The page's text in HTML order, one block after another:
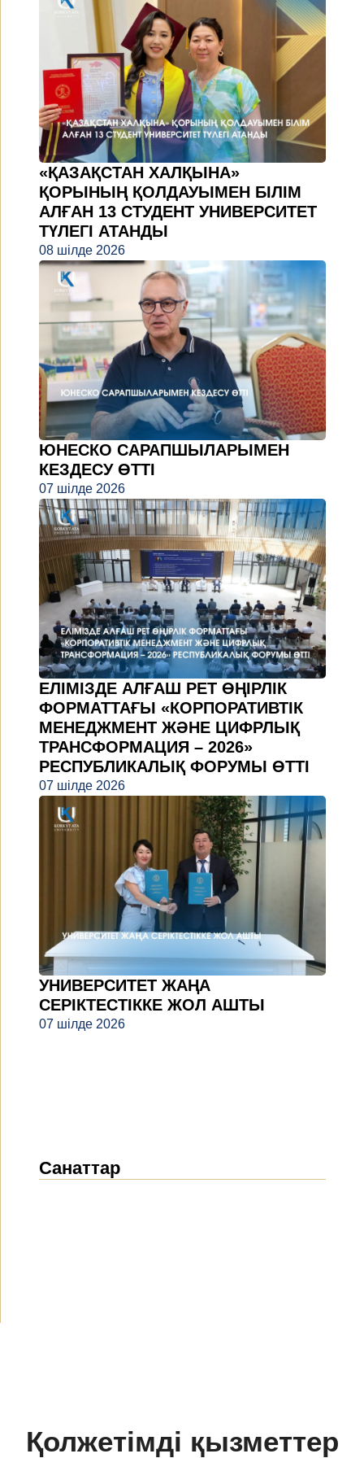
«ҚАЗАҚСТАН ХАЛҚЫНА»
ҚОРЫНЫҢ ҚОЛДАУЫМЕН БІЛІМ
АЛҒАН 13 СТУДЕНТ УНИВЕРСИТЕТ
ТҮЛЕГІ АТАНДЫ
08 шілде 2026
ЮНЕСКО САРАПШЫЛАРЫМЕН
КЕЗДЕСУ ӨТТІ
07 шілде 2026
ЕЛІМІЗДЕ АЛҒАШ РЕТ ӨҢІРЛІК
ФОРМАТТАҒЫ «КОРПОРАТИВТІК
МЕНЕДЖМЕНТ ЖӘНЕ ЦИФРЛЫҚ
ТРАНСФОРМАЦИЯ – 2026»
РЕСПУБЛИКАЛЫҚ ФОРУМЫ ӨТТІ
07 шілде 2026
УНИВЕРСИТЕТ ЖАҢА
СЕРІКТЕСТІККЕ ЖОЛ АШТЫ
07 шілде 2026
Санаттар
Қолжетімді қызметтер